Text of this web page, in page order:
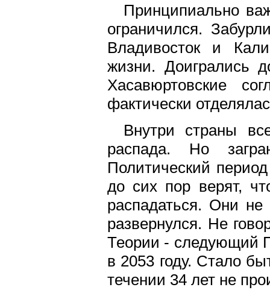
Принципиально
ограничился.
Владивосток и
жизни. Доигрались
Хасавюртовские
фактически
Внутри страны
распада. Но
Политический
до сих пор верят,
распадаться. Они
развернулся. Не
Теории - следующий
в 2053 году. Стало
течении 34 лет не